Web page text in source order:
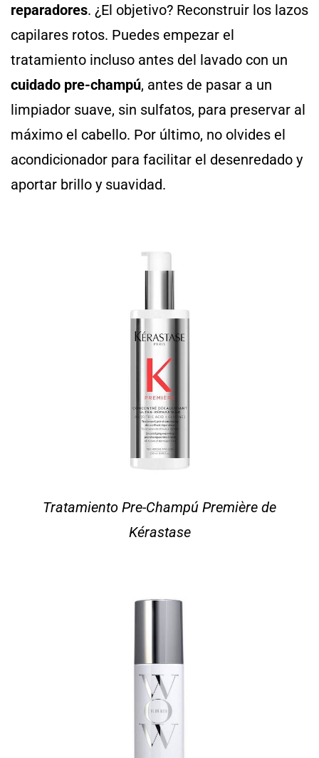
reparadores. ¿El objetivo? Reconstruir los lazos
capilares rotos. Puedes empezar el
tratamiento incluso antes del lavado con un
cuidado pre-champú, antes de pasar a un
limpiador suave, sin sulfatos, para preservar al
máximo el cabello. Por último, no olvides el
acondicionador para facilitar el desenredado y
aportar brillo y suavidad.
Tratamiento Pre-Champú Première de
Kérastase